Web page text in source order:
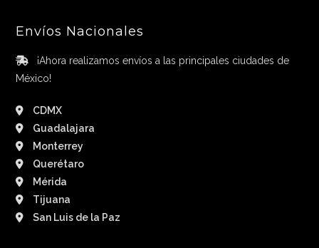
Envíos Nacionales
¡Ahora realizamos envíos a las principales ciudades de
México!
CDMX
Guadalajara
Monterrey
Querétaro
Mérida
Tijuana
San Luis de la Paz